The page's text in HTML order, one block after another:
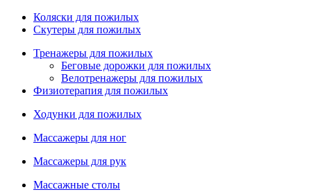
Коляски для пожилых
Скутеры для пожилых
Тренажеры для пожилых
Беговые дорожки для пожилых
Велотренажеры для пожилых
Физиотерапия для пожилых
Ходунки для пожилых
Массажеры для ног
Массажеры для рук
Массажные столы